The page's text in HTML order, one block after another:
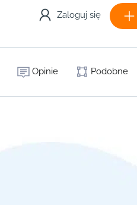
Zaloguj się
Opinie Podobne